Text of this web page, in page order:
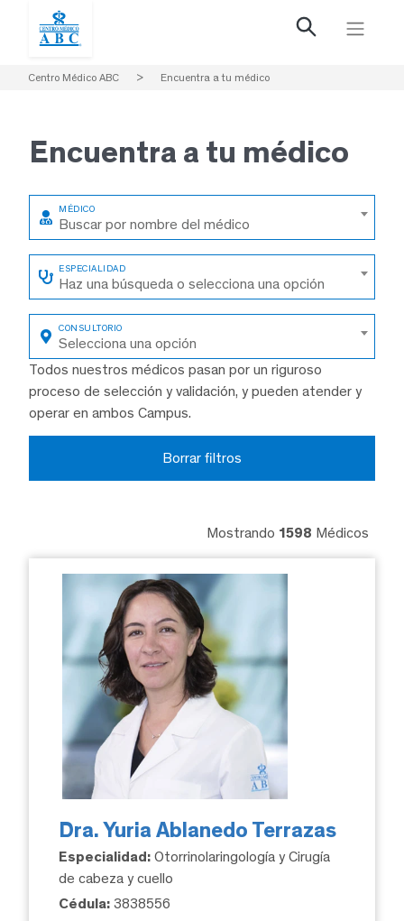
Centro Médico ABC > Encuentra a tu médico
Encuentra a tu médico
Buscar por nombre del médico
Haz una búsqueda o selecciona una opción
Selecciona una opción
Todos nuestros médicos pasan por un riguroso
proceso de selección y validación, y pueden atender y
operar en ambos Campus.
Borrar filtros
Mostrando 1598 Médicos
Dra. Yuria Ablanedo Terrazas
Especialidad: Otorrinolaringología y Cirugía
de cabeza y cuello
Cédula: 3838556